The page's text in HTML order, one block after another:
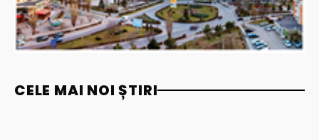
CELE MAI NOI ȘTIRI